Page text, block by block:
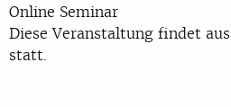
Online Seminar
Diese Veranstaltung findet
statt.